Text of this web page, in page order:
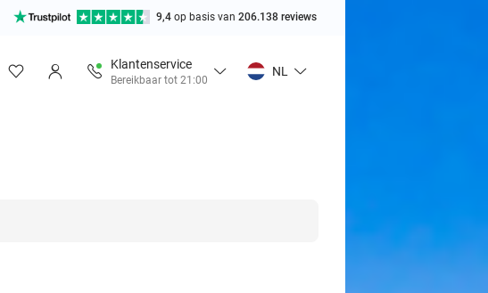
9,4 op basis van 206.138 reviews
Klantenservice
Bereikbaar tot 21:00
NL